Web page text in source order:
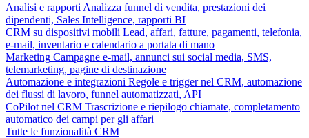
Analisi e rapporti Analizza funnel di vendita, prestazioni dei
dipendenti, Sales Intelligence, rapporti BI
CRM su dispositivi mobili Lead, affari, fatture, pagamenti, telefonia,
e-mail, inventario e calendario a portata di mano
Marketing Campagne e-mail, annunci sui social media, SMS,
telemarketing, pagine di destinazione
Automazione e integrazioni Regole e trigger nel CRM, automazione
dei flussi di lavoro, funnel automatizzati, API
CoPilot nel CRM Trascrizione e riepilogo chiamate, completamento
automatico dei campi per gli affari
Tutte le funzionalità CRM